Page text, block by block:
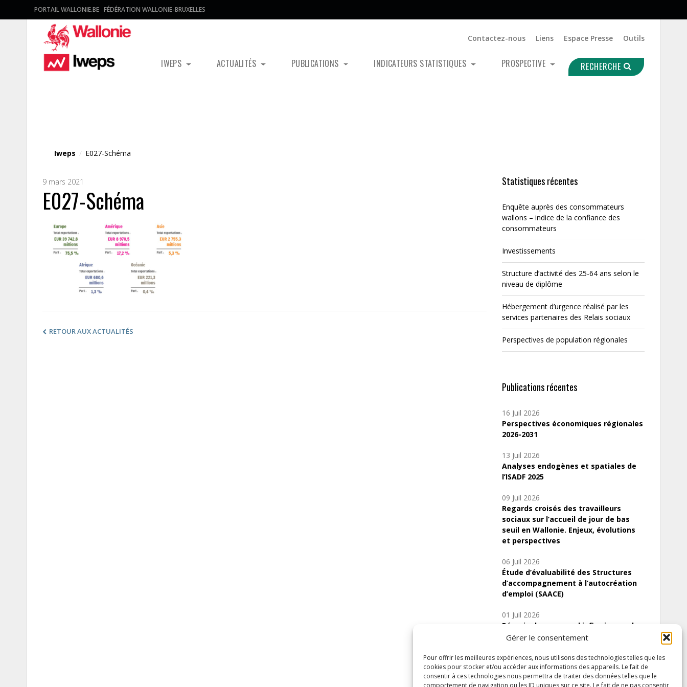
Gérer le consentement
Pour offrir les meilleures expériences, nous utilisons des technologies telles que les
cookies pour stocker et/ou accéder aux informations des appareils. Le fait de
consentir à ces technologies nous permettra de traiter des données telles que le
comportement de navigation ou les ID uniques sur ce site. Le fait de ne pas consentir
PORTAIL WALLONIE.BE FÉDÉRATION WALLONIE-BRUXELLES
Contactez-nous Liens Espace Presse Outils
IWEPS ACTUALITÉS PUBLICATIONS INDICATEURS STATISTIQUES PROSPECTIVE RECHERCHE
Iweps / E027-Schéma
9 mars 2021
E027-Schéma
RETOUR AUX ACTUALITÉS
Statistiques récentes
Enquête auprès des consommateurs
wallons – indice de la confiance des
consommateurs
Investissements
Structure d’activité des 25-64 ans selon le
niveau de diplôme
Hébergement d’urgence réalisé par les
services partenaires des Relais sociaux
Perspectives de population régionales
Publications récentes
16 Juil 2026
Perspectives économiques régionales
2026-2031
13 Juil 2026
Analyses endogènes et spatiales de
l’ISADF 2025
09 Juil 2026
Regards croisés des travailleurs
sociaux sur l’accueil de jour de bas
seuil en Wallonie. Enjeux, évolutions
et perspectives
06 Juil 2026
Étude d’évaluabilité des Structures
d’accompagnement à l’autocréation
d’emploi (SAACE)
01 Juil 2026
Pénurie du personnel infirmier :quels
indicateurs d’offre de soins pour